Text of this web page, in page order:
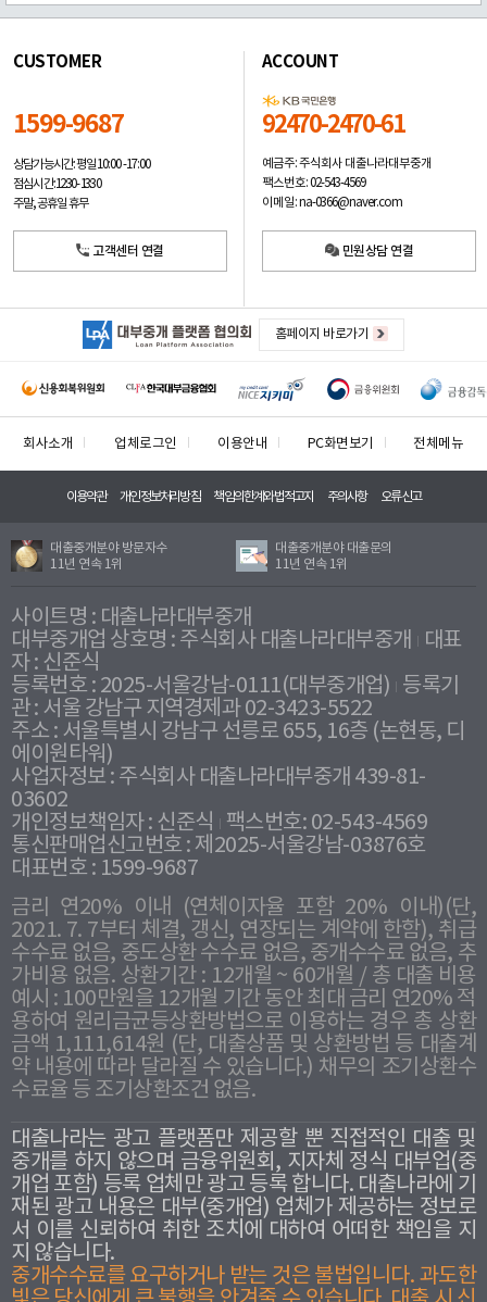
CUSTOMER
1599-9687
상담가능시간: 평일10:00 -17:00
점심시간: 12:30 - 13:30
주말, 공휴일 휴무
고객센터 연결
ACCOUNT
92470-2470-61
예금주: 주식회사 대출나라대부중개
팩스번호: 02-543-4569
이메일: na-0366@naver.com
민원상담 연결
홈페이지 바로가기
회사소개 업체로그인 이용안내 PC화면보기 전체메뉴
이용약관 개인정보처리방침 책임의한계와법적고지 주의사항 오류신고
대출중개분야 방문자수
11년 연속 1위
대출중개분야 대출문의
11년 연속 1위
사이트명 : 대출나라대부중개
대부중개업 상호명 : 주식회사 대출나라대부중개
대표
자 : 신준식
등록번호 : 2025-서울강남-0111(대부중개업) 등록기
관 : 서울 강남구 지역경제과 02-3423-5522
주소 : 서울특별시 강남구 선릉로 655, 16층 (논현동, 디
에이원타워)
사업자정보 : 주식회사 대출나라대부중개 439-81-
03602
개인정보책임자 : 신준식
팩스번호: 02-543-4569
통신판매업신고번호 : 제2025-서울강남-03876호
대표번호 : 1599-9687
금리 연20% 이내 (연체이자율 포함 20% 이내)(단,
2021. 7. 7부터 체결, 갱신, 연장되는 계약에 한함), 취급
수수료 없음, 중도상환 수수료 없음, 중개수수료 없음, 추
가비용 없음. 상환기간 : 12개월 ~ 60개월 / 총 대출 비용
예시 : 100만원을 12개월 기간 동안 최대 금리 연20% 적
용하여 원리금균등상환방법으로 이용하는 경우 총 상환
금액 1,111,614원 (단, 대출상품 및 상환방법 등 대출계
약 내용에 따라 달라질 수 있습니다.) 채무의 조기상환수
수료율 등 조기상환조건 없음.
대출나라는 광고 플랫폼만 제공할 뿐 직접적인 대출 및
중개를 하지 않으며 금융위원회, 지자체 정식 대부업(중
개업 포함) 등록 업체만 광고 등록 합니다. 대출나라에 기
재된 광고 내용은 대부(중개업) 업체가 제공하는 정보로
서 이를 신뢰하여 취한 조치에 대하여 어떠한 책임을 지
지 않습니다.
중개수수료를 요구하거나 받는 것은 불법입니다. 과도한